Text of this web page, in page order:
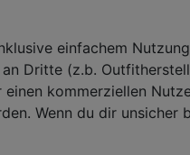
einfachem
Dritte (z.b.
kommerziellen
Wenn du dir